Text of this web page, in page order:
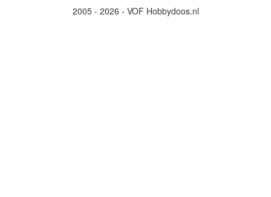
2005 - 2026 - VOF Hobbydoos.nl